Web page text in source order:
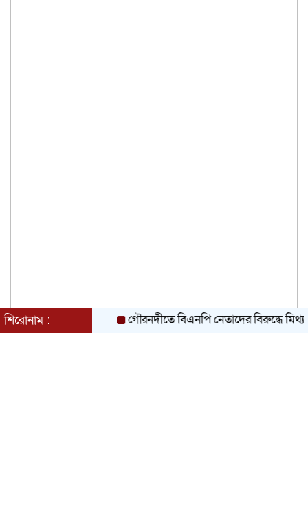
শিরোনাম : গৌরনদীতে বিএনপি নেতাদের বিরুদ্ধে মিথ্যা